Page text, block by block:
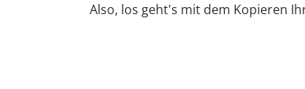
Also, los geht's mit dem Kopieren